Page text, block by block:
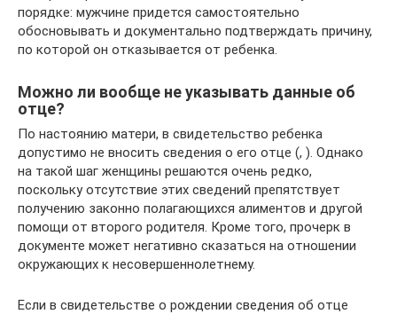
порядке: мужчине придется самостоятельно
обосновывать и документально подтверждать причину,
по которой он отказывается от ребенка.
Можно ли вообще не указывать данные об
отце?
По настоянию матери, в свидетельство ребенка
допустимо не вносить сведения о его отце (, ). Однако
на такой шаг женщины решаются очень редко,
поскольку отсутствие этих сведений препятствует
получению законно полагающихся алиментов и другой
помощи от второго родителя. Кроме того, прочерк в
документе может негативно сказаться на отношении
окружающих к несовершеннолетнему.
Если в свидетельстве о рождении сведения об отце